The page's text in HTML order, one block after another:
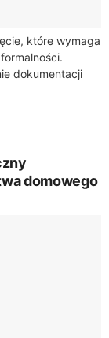
które wymaga
dokumentacji
realizacja prac
domowego